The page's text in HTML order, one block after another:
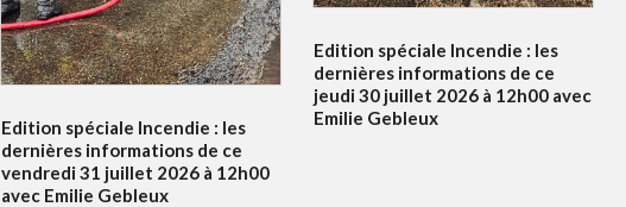
Edition spéciale Incendie : les
dernières informations de ce
vendredi 31 juillet 2026 à 12h00
avec Emilie Gebleux
Edition spéciale Incendie : les
dernières informations de ce
jeudi 30 juillet 2026 à 12h00 avec
Emilie Gebleux